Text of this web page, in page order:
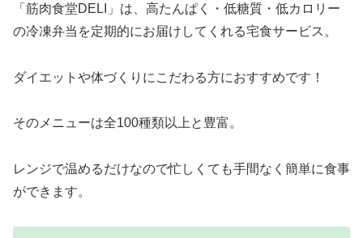
「筋肉食堂DELI」は、高たんぱく・低糖質・低カロリー
の冷凍弁当を定期的にお届けしてくれる宅食サービス。
ダイエットや体づくりにこだわる方におすすめです！
そのメニューは全100種類以上と豊富。
レンジで温めるだけなので忙しくても手間なく簡単に食事
ができます。